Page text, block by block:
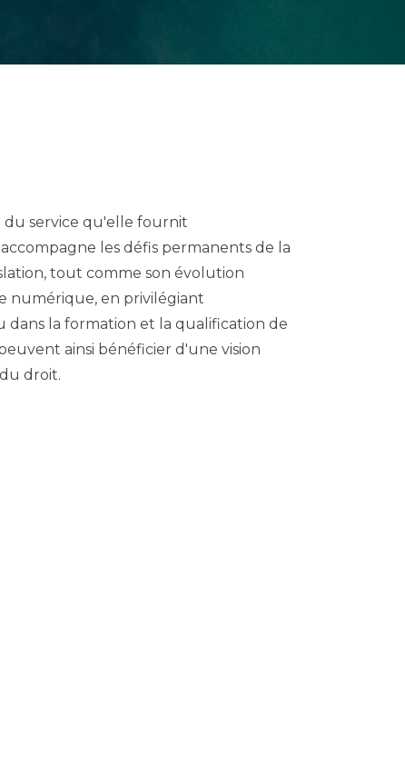
service qu'elle fournit
les défis permanents de la
tout comme son évolution
numérique, en privilégiant
dans la formation et la qualification de
ainsi bénéficier d'une vision
droit.